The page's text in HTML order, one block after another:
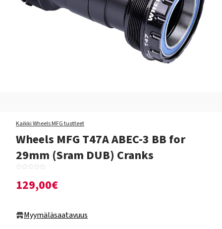
Kaikki Wheels MFG tuotteet
Wheels MFG T47A ABEC-3 BB for
29mm (Sram DUB) Cranks
129,00€
Myymäläsaatavuus